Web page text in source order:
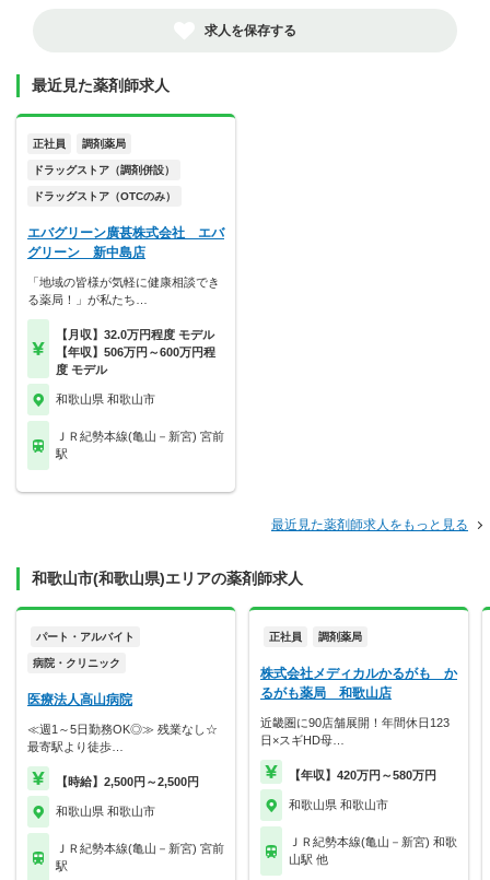
求人を保存する
最近見た薬剤師求人
正社員 調剤薬局
ドラッグストア（調剤併設）
ドラッグストア（OTCのみ）
エバグリーン廣甚株式会社 エバ
グリーン 新中島店
「地域の皆様が気軽に健康相談でき
る薬局！」が私たち…
【月収】32.0万円程度 モデル
【年収】506万円～600万円程
度 モデル
和歌山県 和歌山市
ＪＲ紀勢本線(亀山－新宮) 宮前
駅
最近見た薬剤師求人をもっと見る
和歌山市(和歌山県)エリアの薬剤師求人
パート・アルバイト
病院・クリニック
医療法人高山病院
≪週1～5日勤務OK◎≫ 残業なし☆
最寄駅より徒歩…
【時給】2,500円～2,500円
和歌山県 和歌山市
ＪＲ紀勢本線(亀山－新宮) 宮前
駅
正社員 調剤薬局
株式会社メディカルかるがも か
るがも薬局 和歌山店
近畿圏に90店舗展開！年間休日123
日×スギHD母…
【年収】420万円～580万円
和歌山県 和歌山市
ＪＲ紀勢本線(亀山－新宮) 和歌
山駅 他